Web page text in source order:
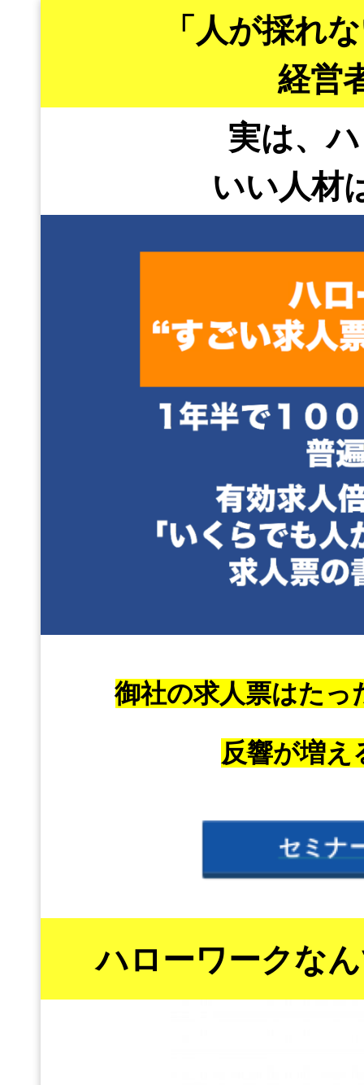
「人が採れ
経営
実は、
いい人材
御社の求人票はた
反響が増え
セミナ
ハローワークな